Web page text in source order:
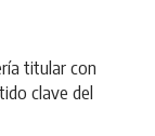
titular con
clave del